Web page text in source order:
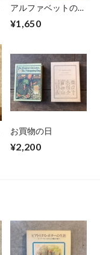
アルファベットの招
¥1,650
お買物の日
¥2,200